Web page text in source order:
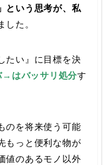
という思考が、私
した。
たい』に目標を決
→はバッサリ処分す
のを将来使う可能
もっと便利な物が
値のあるモノ以外